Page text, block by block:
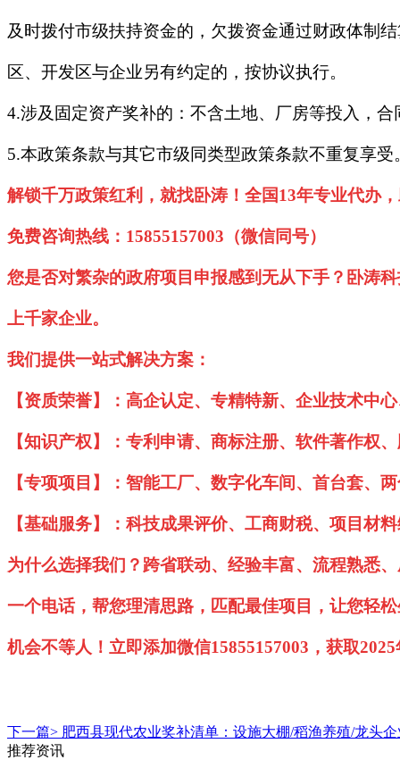
及时拨付市级扶持资金的，欠拨资金通过财政体制
区、开发区与企业另有约定的，按协议执行。
4.涉及固定资产奖补的：不含土地、厂房等投入，
5.本政策条款与其它市级同类型政策条款不重复享
解锁千万政策红利，就找卧涛！全国13年专业代办
免费咨询热线：15855157003（微信同号）
您是否对繁杂的政府项目申报感到无从下手？卧涛
上千家企业。
我们提供一站式解决方案：
【资质荣誉】：高企认定、专精特新、企业技术中
【知识产权】：专利申请、商标注册、软件著作权
【专项项目】：智能工厂、数字化车间、首台套、
【基础服务】：科技成果评价、工商财税、项目材
为什么选择我们？跨省联动、经验丰富、流程熟悉
一个电话，帮您理清思路，匹配最佳项目，让您轻
机会不等人！立即添加微信15855157003，获取
下一篇> 肥西县现代农业奖补清单：设施大棚/稻渔养殖/龙头
推荐资讯